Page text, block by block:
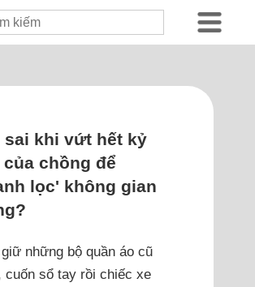
sai khi vứt hết kỷ
của chồng để
lọc' không gian
những bộ quần áo cũ
cuốn sổ tay rồi chiếc xe